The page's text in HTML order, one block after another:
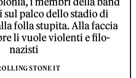
sul palco dello stadio di
folla stupita. Alla faccia
li vuole violenti e filo-
nazisti
STONE IT